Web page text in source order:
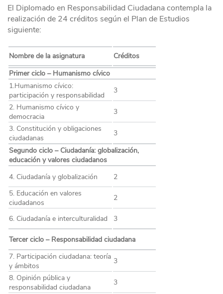
El Diplomado en Responsabilidad Ciudadana contempla la
realización de 24 créditos según el Plan de Estudios
siguiente:
Nombre de la asignatura
Créditos
Primer ciclo – Humanismo cívico
1.Humanismo cívico:
participación y responsabilidad
3
2. Humanismo cívico y
democracia
3
3. Constitución y obligaciones
ciudadanas
3
Segundo ciclo – Ciudadanía: globalización,
educación y valores ciudadanos
4. Ciudadanía y globalización
2
5. Educación en valores
ciudadanos
2
6. Ciudadanía e interculturalidad 3
Tercer ciclo – Responsabilidad ciudadana
7. Participación ciudadana: teoría
y ámbitos
3
8. Opinión pública y
responsabilidad ciudadana
3